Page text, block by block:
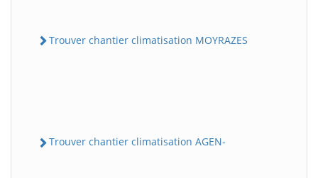
Trouver chantier climatisation MOYRAZES
Trouver chantier climatisation AGEN-